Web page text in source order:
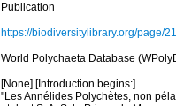
Publication
https://biodiversitylibrary.org/page/
World Polychaeta Database
[None] [Introduction begins:]
"Les Annélides Polychètes, non